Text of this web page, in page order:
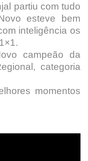
partiu com tudo
esteve bem
inteligência os
campeão da
categoria
momentos